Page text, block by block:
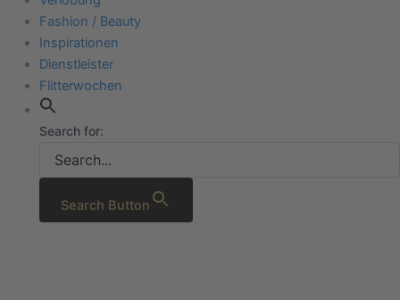
Fashion / Beauty
Inspirationen
Dienstleister
Flitterwochen
Search for:
Search Button